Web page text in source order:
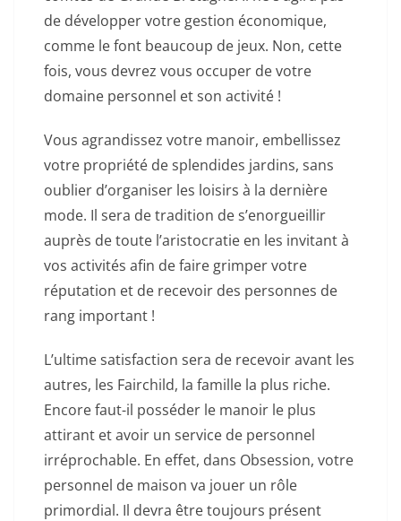
de développer votre gestion économique,
comme le font beaucoup de jeux. Non, cette
fois, vous devrez vous occuper de votre
domaine personnel et son activité !
Vous agrandissez votre manoir, embellissez
votre propriété de splendides jardins, sans
oublier d’organiser les loisirs à la dernière
mode. Il sera de tradition de s’enorgueillir
auprès de toute l’aristocratie en les invitant à
vos activités afin de faire grimper votre
réputation et de recevoir des personnes de
rang important !
L’ultime satisfaction sera de recevoir avant les
autres, les Fairchild, la famille la plus riche.
Encore faut-il posséder le manoir le plus
attirant et avoir un service de personnel
irréprochable. En effet, dans Obsession, votre
personnel de maison va jouer un rôle
primordial. Il devra être toujours présent